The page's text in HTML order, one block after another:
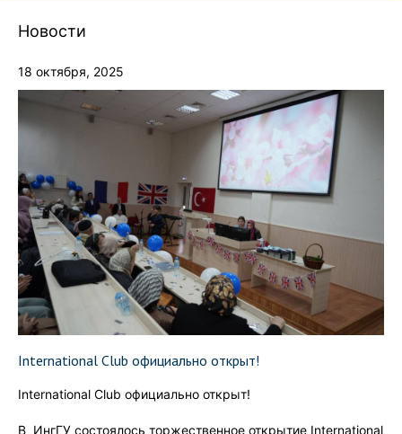
Новости
18 октября, 2025
International Club официально открыт!
International Club официально открыт!
В ИнгГУ состоялось торжественное открытие International